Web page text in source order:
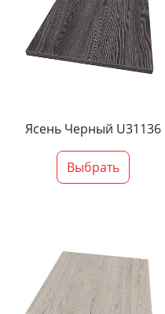
Ясень Черный U31136
Выбрать